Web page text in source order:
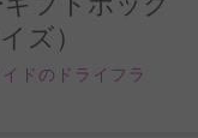
ズ）
ドのドライフラ